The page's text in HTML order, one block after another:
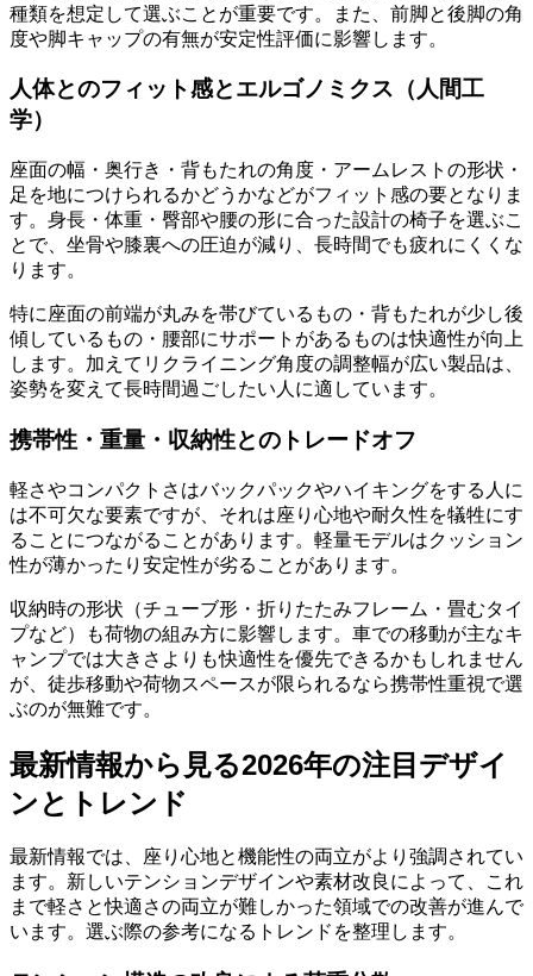
種類を想定して選ぶことが重要です。また、前脚と後脚の角
度や脚キャップの有無が安定性評価に影響します。
人体とのフィット感とエルゴノミクス（人間工
学）
座面の幅・奥行き・背もたれの角度・アームレストの形状・
足を地につけられるかどうかなどがフィット感の要となりま
す。身長・体重・臀部や腰の形に合った設計の椅子を選ぶこ
とで、坐骨や膝裏への圧迫が減り、長時間でも疲れにくくな
ります。
特に座面の前端が丸みを帯びているもの・背もたれが少し後
傾しているもの・腰部にサポートがあるものは快適性が向上
します。加えてリクライニング角度の調整幅が広い製品は、
姿勢を変えて長時間過ごしたい人に適しています。
携帯性・重量・収納性とのトレードオフ
軽さやコンパクトさはバックパックやハイキングをする人に
は不可欠な要素ですが、それは座り心地や耐久性を犠牲にす
ることにつながることがあります。軽量モデルはクッション
性が薄かったり安定性が劣ることがあります。
収納時の形状（チューブ形・折りたたみフレーム・畳むタイ
プなど）も荷物の組み方に影響します。車での移動が主なキ
ャンプでは大きさよりも快適性を優先できるかもしれません
が、徒歩移動や荷物スペースが限られるなら携帯性重視で選
ぶのが無難です。
最新情報から見る2026年の注目デザイ
ンとトレンド
最新情報では、座り心地と機能性の両立がより強調されてい
ます。新しいテンションデザインや素材改良によって、これ
まで軽さと快適さの両立が難しかった領域での改善が進んで
います。選ぶ際の参考になるトレンドを整理します。